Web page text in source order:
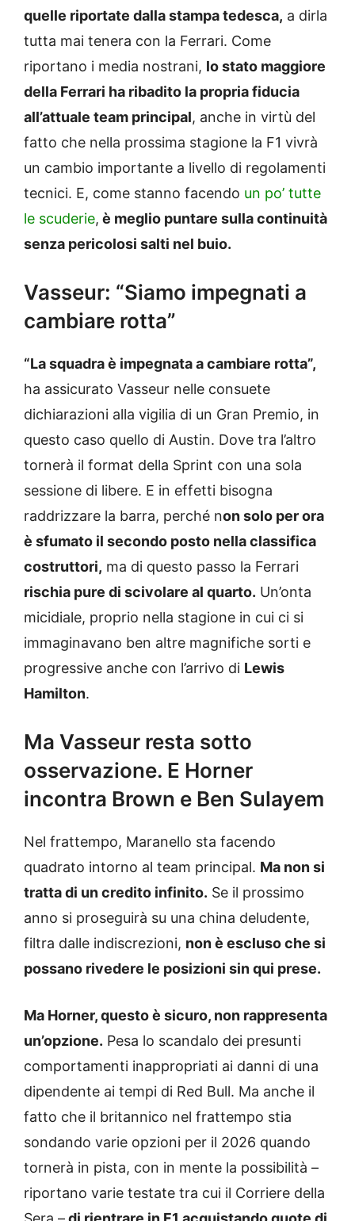
quelle riportate dalla stampa tedesca, a dirla
tutta mai tenera con la Ferrari. Come
riportano i media nostrani, lo stato maggiore
della Ferrari ha ribadito la propria fiducia
all’attuale team principal, anche in virtù del
fatto che nella prossima stagione la F1 vivrà
un cambio importante a livello di regolamenti
tecnici. E, come stanno facendo un po’ tutte
le scuderie, è meglio puntare sulla continuità
senza pericolosi salti nel buio.
Vasseur: “Siamo impegnati a
cambiare rotta”
“La squadra è impegnata a cambiare rotta”,
ha assicurato Vasseur nelle consuete
dichiarazioni alla vigilia di un Gran Premio, in
questo caso quello di Austin. Dove tra l’altro
tornerà il format della Sprint con una sola
sessione di libere. E in effetti bisogna
raddrizzare la barra, perché non solo per ora
è sfumato il secondo posto nella classifica
costruttori, ma di questo passo la Ferrari
rischia pure di scivolare al quarto. Un’onta
micidiale, proprio nella stagione in cui ci si
immaginavano ben altre magnifiche sorti e
progressive anche con l’arrivo di Lewis
Hamilton.
Ma Vasseur resta sotto
osservazione. E Horner
incontra Brown e Ben Sulayem
Nel frattempo, Maranello sta facendo
quadrato intorno al team principal. Ma non si
tratta di un credito infinito. Se il prossimo
anno si proseguirà su una china deludente,
filtra dalle indiscrezioni, non è escluso che si
possano rivedere le posizioni sin qui prese.
Ma Horner, questo è sicuro, non rappresenta
un’opzione. Pesa lo scandalo dei presunti
comportamenti inappropriati ai danni di una
dipendente ai tempi di Red Bull. Ma anche il
fatto che il britannico nel frattempo stia
sondando varie opzioni per il 2026 quando
tornerà in pista, con in mente la possibilità –
riportano varie testate tra cui il Corriere della